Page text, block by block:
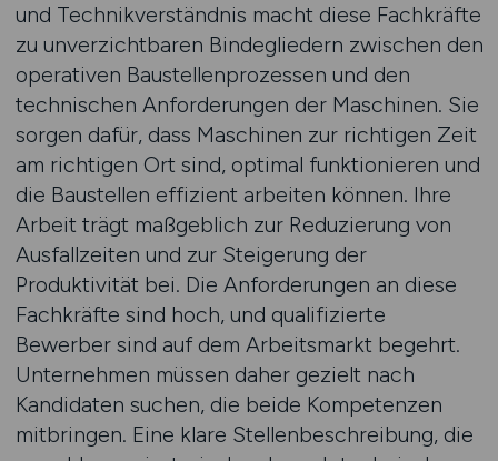
und Technikverständnis macht diese Fachkräfte
zu unverzichtbaren Bindegliedern zwischen den
operativen Baustellenprozessen und den
technischen Anforderungen der Maschinen. Sie
sorgen dafür, dass Maschinen zur richtigen Zeit
am richtigen Ort sind, optimal funktionieren und
die Baustellen effizient arbeiten können. Ihre
Arbeit trägt maßgeblich zur Reduzierung von
Ausfallzeiten und zur Steigerung der
Produktivität bei. Die Anforderungen an diese
Fachkräfte sind hoch, und qualifizierte
Bewerber sind auf dem Arbeitsmarkt begehrt.
Unternehmen müssen daher gezielt nach
Kandidaten suchen, die beide Kompetenzen
mitbringen. Eine klare Stellenbeschreibung, die